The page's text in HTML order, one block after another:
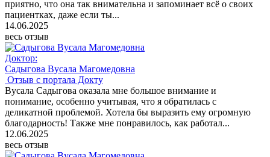
приятно, что она так внимательна и запоминает всё о своих
пациентках, даже если ты...
14.06.2025
весь отзыв
Доктор:
Садыгова Вусала Магомедовна
Отзыв с портала Докту
Вусала Садыгова оказала мне большое внимание и
понимание, особенно учитывая, что я обратилась с
деликатной проблемой. Хотела бы выразить ему огромную
благодарность! Также мне понравилось, как работал...
12.06.2025
весь отзыв